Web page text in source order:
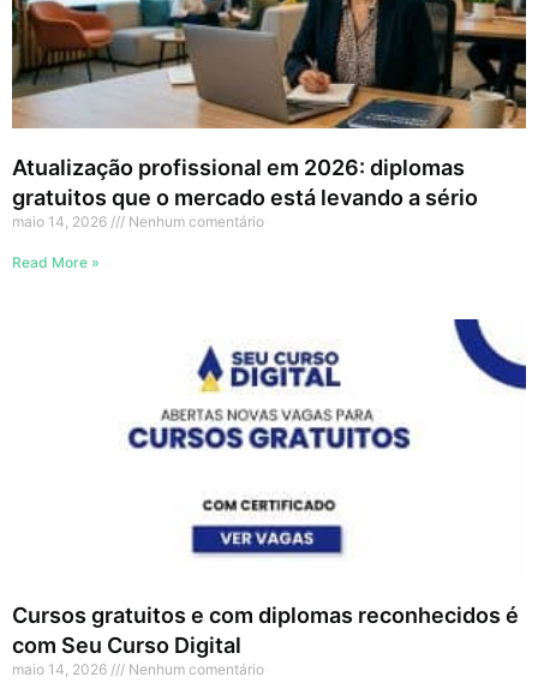
Atualização profissional em 2026: diplomas
gratuitos que o mercado está levando a sério
maio 14, 2026 Nenhum comentário
Read More »
Cursos gratuitos e com diplomas reconhecidos é
com Seu Curso Digital
maio 14, 2026 Nenhum comentário